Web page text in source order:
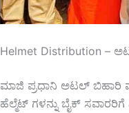
Helmet Distribution –
ಮಾಜಿ ಪ್ರಧಾನಿ ಅಟಲ್ ಬಿಹಾರಿ
ಹೆಲ್ಮೆಟ್ ಗಳನ್ನು ಬೈಕ್